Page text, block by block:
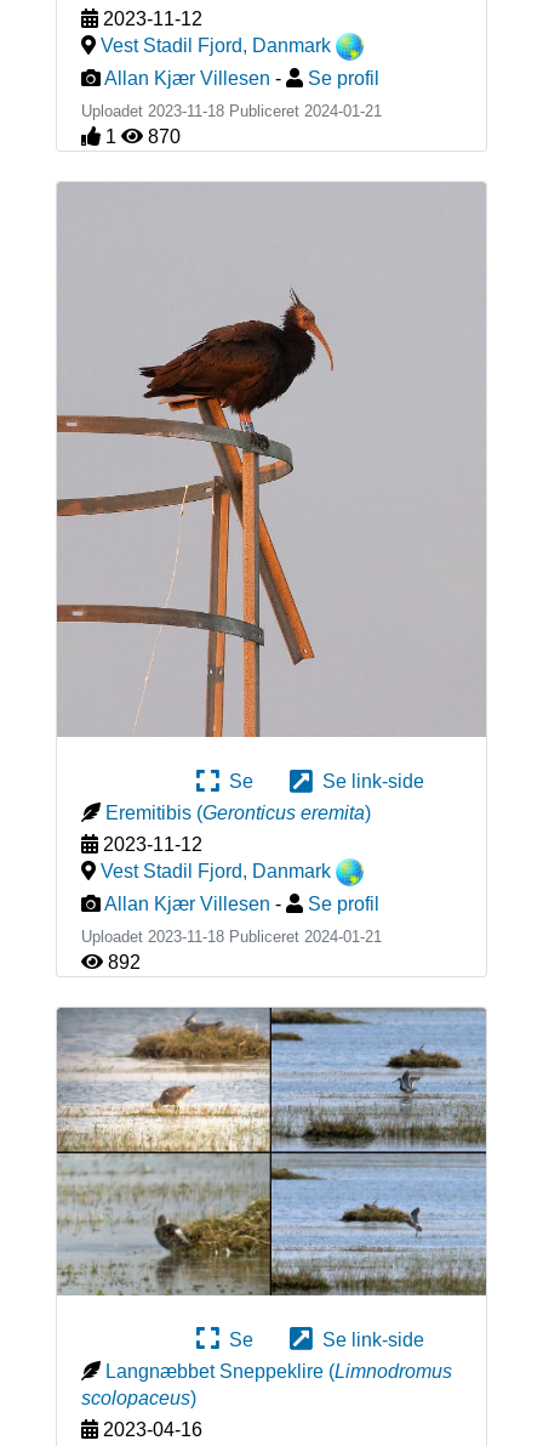
2023-11-12
Vest Stadil Fjord, Danmark
Allan Kjær Villesen - Se profil
Uploadet 2023-11-18 Publiceret 2024-01-21
1 870
Se
Se link-side
Eremitibis (Geronticus eremita)
2023-11-12
Vest Stadil Fjord, Danmark
Allan Kjær Villesen - Se profil
Uploadet 2023-11-18 Publiceret 2024-01-21
892
Se
Se link-side
Langnæbbet Sneppeklire (Limnodromus
scolopaceus)
2023-04-16